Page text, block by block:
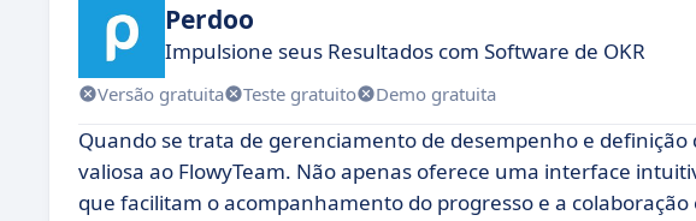
Perdoo
Impulsione seus Resultados com Software de OKR
Versão gratuita Teste gratuito Demo gratuita
Quando se trata de gerenciamento de desempenho e
valiosa ao FlowyTeam. Não apenas oferece uma interface
que facilitam o acompanhamento do progresso e a